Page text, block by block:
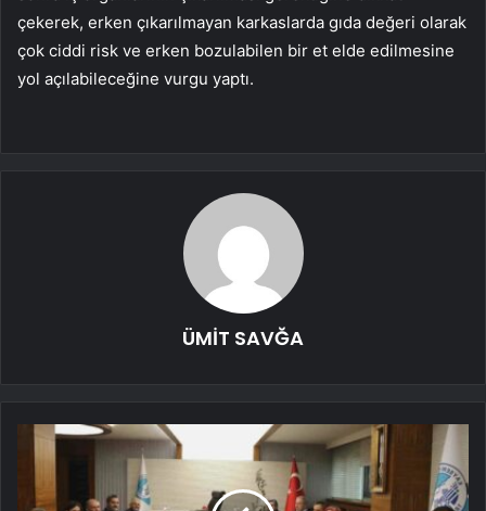
çekerek, erken çıkarılmayan karkaslarda gıda değeri olarak
çok ciddi risk ve erken bozulabilen bir et elde edilmesine
yol açılabileceğine vurgu yaptı.
ÜMİT SAVĞA